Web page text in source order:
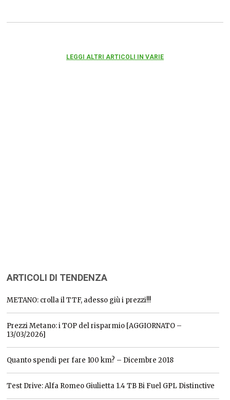
LEGGI ALTRI ARTICOLI IN VARIE
ARTICOLI DI TENDENZA
METANO: crolla il TTF, adesso giù i prezzi!!!
Prezzi Metano: i TOP del risparmio [AGGIORNATO –
13/03/2026]
Quanto spendi per fare 100 km? – Dicembre 2018
Test Drive: Alfa Romeo Giulietta 1.4 TB Bi Fuel GPL Distinctive